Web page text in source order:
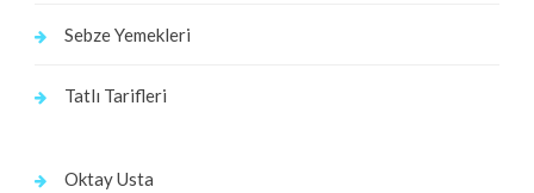
Sebze Yemekleri
Tatlı Tarifleri
Oktay Usta